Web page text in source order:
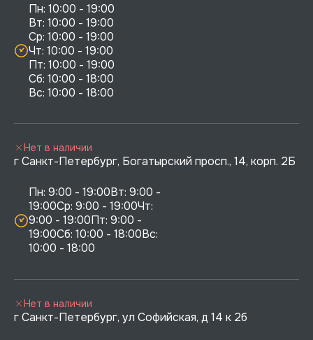
Пн: 10:00 - 19:00
Вт: 10:00 - 19:00
Ср: 10:00 - 19:00
Чт: 10:00 - 19:00
Пт: 10:00 - 19:00
Сб: 10:00 - 18:00
г Санкт-Петербург, Богатырский просп., 14, корп. 2Б
Пн: 9:00 - 19:00Вт: 9:00 -
19:00Ср: 9:00 - 19:00Чт:
9:00 - 19:00Пт: 9:00 -
19:00Сб: 10:00 - 18:00Вс:
10:00 - 18:00
Нет в наличии
г Санкт-Петербург, ул Софийская, д 14 к 2б
Нет в наличии